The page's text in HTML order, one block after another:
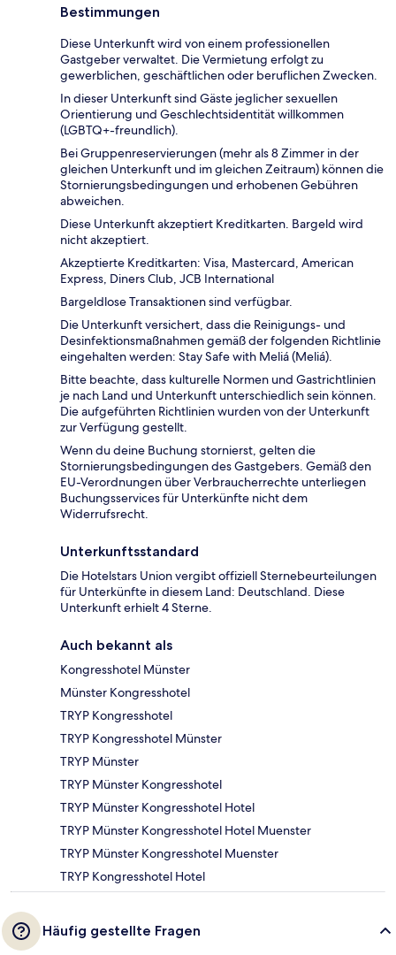
Bestimmungen
Diese Unterkunft wird von einem professionellen
Gastgeber verwaltet. Die Vermietung erfolgt zu
gewerblichen, geschäftlichen oder beruflichen Zwecken.
In dieser Unterkunft sind Gäste jeglicher sexuellen
Orientierung und Geschlechtsidentität willkommen
(LGBTQ+-freundlich).
Bei Gruppenreservierungen (mehr als 8 Zimmer in der
gleichen Unterkunft und im gleichen Zeitraum) können die
Stornierungsbedingungen und erhobenen Gebühren
abweichen.
Diese Unterkunft akzeptiert Kreditkarten. Bargeld wird
nicht akzeptiert.
Akzeptierte Kreditkarten: Visa, Mastercard, American
Express, Diners Club, JCB International
Bargeldlose Transaktionen sind verfügbar.
Die Unterkunft versichert, dass die Reinigungs- und
Desinfektionsmaßnahmen gemäß der folgenden Richtlinie
eingehalten werden: Stay Safe with Meliá (Meliá).
Bitte beachte, dass kulturelle Normen und Gastrichtlinien
je nach Land und Unterkunft unterschiedlich sein können.
Die aufgeführten Richtlinien wurden von der Unterkunft
zur Verfügung gestellt.
Wenn du deine Buchung stornierst, gelten die
Stornierungsbedingungen des Gastgebers. Gemäß den
EU-Verordnungen über Verbraucherrechte unterliegen
Buchungsservices für Unterkünfte nicht dem
Widerrufsrecht.
Unterkunftsstandard
Die Hotelstars Union vergibt offiziell Sternebeurteilungen
für Unterkünfte in diesem Land: Deutschland. Diese
Unterkunft erhielt 4 Sterne.
Auch bekannt als
Kongresshotel Münster
Münster Kongresshotel
TRYP Kongresshotel
TRYP Kongresshotel Münster
TRYP Münster
TRYP Münster Kongresshotel
TRYP Münster Kongresshotel Hotel
TRYP Münster Kongresshotel Hotel Muenster
TRYP Münster Kongresshotel Muenster
TRYP Kongresshotel Hotel
Häufig gestellte Fragen